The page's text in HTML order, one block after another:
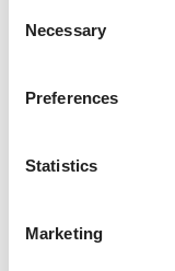
Selection
Necessary
Preferences
Statistics
Marketing